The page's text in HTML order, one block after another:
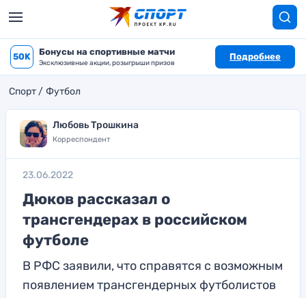
50K Бонусы на спортивные матчи
Эксклюзивные акции, розыгрыши призов
Подробнее
Спорт Футбол
Любовь Трошкина
Корреспондент
23.06.2022
Дюков рассказал о
трансгендерах в российском
футболе
В РФС заявили, что справятся с возможным
появлением трансгендерных футболистов